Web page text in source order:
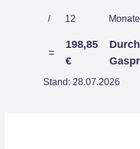
/ 12 Monate
=
198,85
€
Stand: 28.07.2026